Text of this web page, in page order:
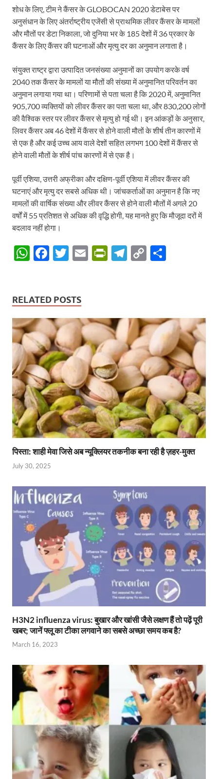
शोध के लिए, टीम ने कैंसर के GLOBOCAN 2020 डेटाबेस पर
अनुसंधान के लिए अंतर्राष्ट्रीय एजेंसी से प्राथमिक लीवर कैंसर के मामलों
और मौतों पर डेटा निकाला, जो दुनिया भर के 185 देशों में 36 प्रकार के
कैंसर के लिए कैंसर की घटनाओं और मृत्यु दर का अनुमान लगाता है।
संयुक्त राष्ट्र द्वारा उत्पादित जनसंख्या अनुमानों का उपयोग करके वर्ष
2040 तक कैंसर के मामलों या मौतों की संख्या में अनुमानित परिवर्तन का
अनुमान लगाया गया था। परिणामों से पता चला है कि 2020 में, अनुमानित
905,700 व्यक्तियों को लीवर कैंसर का पता चला था, और 830,200 लोगों
की वैश्विक स्तर पर लीवर कैंसर से मृत्यु हो गई थी। इन आंकड़ों के अनुसार,
लिवर कैंसर अब 46 देशों में कैंसर से होने वाली मौतों के शीर्ष तीन कारणों में
से एक है और कई उच्च आय वाले देशों सहित लगभग 100 देशों में कैंसर से
होने वाली मौतों के शीर्ष पांच कारणों में से एक है।
पूर्वी एशिया, उत्तरी अफ्रीका और दक्षिण-पूर्वी एशिया में लीवर कैंसर की
घटनाएं और मृत्यु दर सबसे अधिक थी। जांचकर्ताओं का अनुमान है कि नए
मामलों की वार्षिक संख्या और लीवर कैंसर से होने वाली मौतों में अगले 20
वर्षों में 55 प्रतिशत से अधिक की वृद्धि होगी, यह मानते हुए कि मौजूदा दरों में
बदलाव नहीं होगा।
W
s
A
p
p
F
b
o
o
k
T
er
E
P
ie
n
dl
y
T
a
m
C
Li
n
k
RELATED POSTS
पिस्ता: शाही मेवा जिसे अब न्यूक्लियर तकनीक बना रही है ज़हर-मुक्त
July 30, 2025
H3N2 influenza virus: बुखार और खांसी जैसे लक्षण हैं तो पढ़ें पूरी
खबर; जानें फ्लू का टीका लगवाने का सबसे अच्छा समय कब है?
March 16, 2023